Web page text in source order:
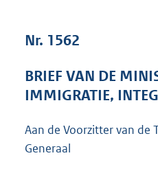
Nr. 1562
BRIEF VAN DE
IMMIGRATIE,
Aan de Voorzitter van de
Generaal